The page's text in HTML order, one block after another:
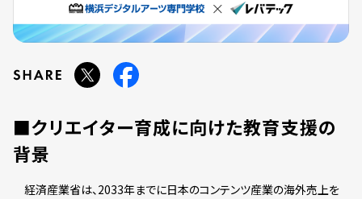
■クリエイター育成に向けた教育支援の
背景
経済産業省は、2033年までに日本のコンテンツ産業の海外売上を